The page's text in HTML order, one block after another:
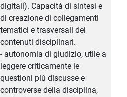
digitali). Capacità di sintesi e
di creazione di collegamenti
tematici e trasversali dei
contenuti disciplinari.
- autonomia di giudizio, utile a
leggere criticamente le
questioni più discusse e
controverse della disciplina,